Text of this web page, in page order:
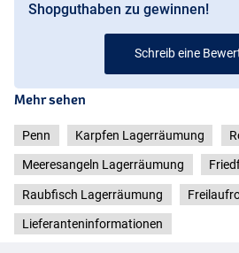
Shopguthaben zu gewinnen!
Schreib eine
Mehr sehen
Penn Karpfen Lagerräumung
Meeresangeln Lagerräumung
Raubfisch Lagerräumung
Lieferanteninformationen